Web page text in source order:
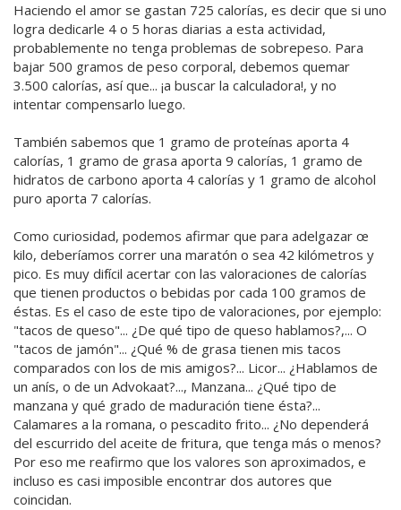
Haciendo el amor se gastan 725 calorías, es decir que si uno
logra dedicarle 4 o 5 horas diarias a esta actividad,
probablemente no tenga problemas de sobrepeso. Para
bajar 500 gramos de peso corporal, debemos quemar
3.500 calorías, así que... ¡a buscar la calculadora!, y no
intentar compensarlo luego.
También sabemos que 1 gramo de proteínas aporta 4
calorías, 1 gramo de grasa aporta 9 calorías, 1 gramo de
hidratos de carbono aporta 4 calorías y 1 gramo de alcohol
puro aporta 7 calorías.
Como curiosidad, podemos afirmar que para adelgazar œ
kilo, deberíamos correr una maratón o sea 42 kilómetros y
pico. Es muy difícil acertar con las valoraciones de calorías
que tienen productos o bebidas por cada 100 gramos de
éstas. Es el caso de este tipo de valoraciones, por ejemplo:
"tacos de queso"... ¿De qué tipo de queso hablamos?,... O
"tacos de jamón"... ¿Qué % de grasa tienen mis tacos
comparados con los de mis amigos?... Licor... ¿Hablamos de
un anís, o de un Advokaat?..., Manzana... ¿Qué tipo de
manzana y qué grado de maduración tiene ésta?...
Calamares a la romana, o pescadito frito... ¿No dependerá
del escurrido del aceite de fritura, que tenga más o menos?
Por eso me reafirmo que los valores son aproximados, e
incluso es casi imposible encontrar dos autores que
coincidan.